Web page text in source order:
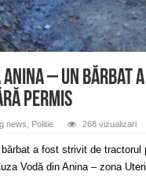
– Un
permis
news Politie 268 vizualizari
a fost strivit de tractorul
Vodă din Anina – zona